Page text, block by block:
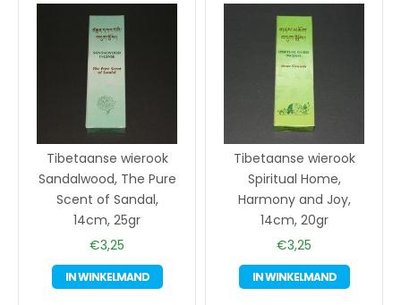
Tibetaanse wierook
Sandalwood, The Pure
Scent of Sandal,
14cm, 25gr
€3,25
IN WINKELMAND
Tibetaanse wierook
Spiritual Home,
Harmony and Joy,
14cm, 20gr
€3,25
IN WINKELMAND